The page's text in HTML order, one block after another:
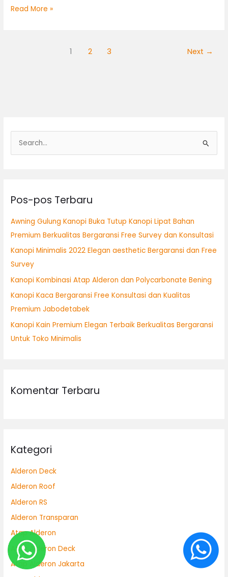
Read More »
1 2 3 Next →
u
k
:
Pos-pos Terbaru
Awning Gulung Kanopi Buka Tutup Kanopi Lipat Bahan
Premium Berkualitas Bergaransi Free Survey dan Konsultasi
Kanopi Minimalis 2022 Elegan aesthetic Bergaransi dan Free
Survey
Kanopi Kombinasi Atap Alderon dan Polycarbonate Bening
Kanopi Kaca Bergaransi Free Konsultasi dan Kualitas
Premium Jabodetabek
Kanopi Kain Premium Elegan Terbaik Berkualitas Bergaransi
Untuk Toko Minimalis
Komentar Terbaru
Kategori
Alderon Deck
Alderon Roof
Alderon RS
Alderon Transparan
Atap Alderon
Atap Alderon Deck
Atap Alderon Jakarta